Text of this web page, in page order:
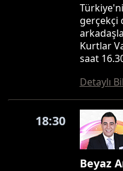
gerçekçi
Kurtlar
saat
Detaylı
18:30
Beyaz